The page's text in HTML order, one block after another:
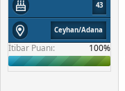
43
Ceyhan/Adana
İtibar Puanı: